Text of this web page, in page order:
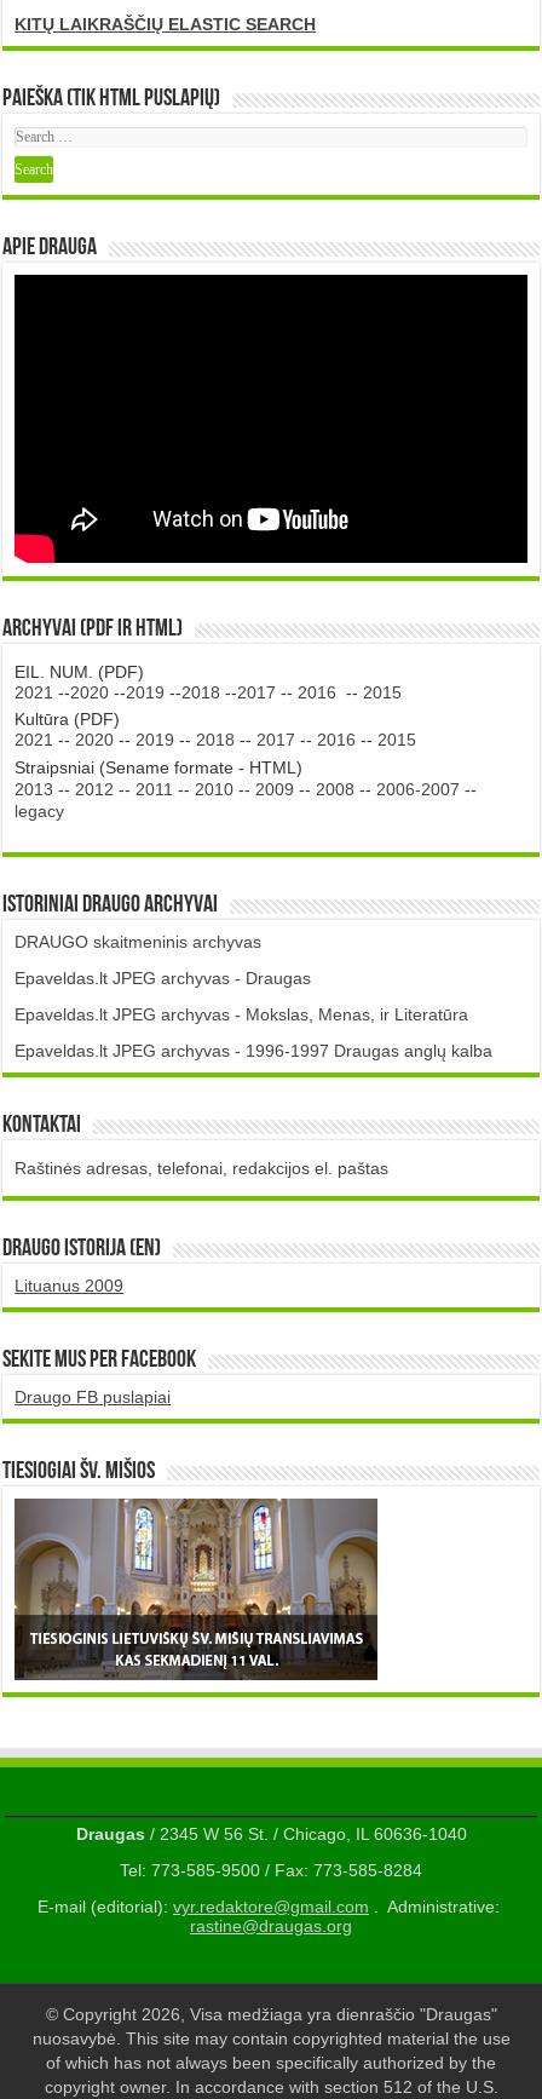
KITŲ LAIKRAŠČIŲ ELASTIC SEARCH
Paieška (tik HTML puslapių)
Apie DRAUGA
Archyvai (PDF ir HTML)
EIL. NUM. (PDF)
2021 --2020 --2019 --2018 --2017 -- 2016 -- 2015
Kultūra (PDF)
2021 -- 2020 -- 2019 -- 2018 -- 2017 -- 2016 -- 2015
Straipsniai (Sename formate - HTML)
2013 -- 2012 -- 2011 -- 2010 -- 2009 -- 2008 -- 2006-2007 --
legacy
Istoriniai DRAUGO Archyvai
DRAUGO skaitmeninis archyvas
Epaveldas.lt JPEG archyvas - Draugas
Epaveldas.lt JPEG archyvas - Mokslas, Menas, ir Literatūra
Epaveldas.lt JPEG archyvas - 1996-1997 Draugas anglų kalba
Kontaktai
Raštinės adresas, telefonai, redakcijos el. paštas
DRAUGO istorija (EN)
Lituanus 2009
Sekite mus per Facebook
Draugo FB puslapiai
TIESIOGIAI šv. MIŠIOS
Draugas/ 2345 W 56 St. / Chicago, IL 60636-1040
Tel: 773-585-9500 / Fax: 773-585-8284
E-mail (editorial): vyr.redaktore@gmail.com . Administrative:
rastine@draugas.org
© Copyright 2026, Visa medžiaga yra dienraščio "Draugas"
nuosavybė. This site may contain copyrighted material the use
of which has not always been specifically authorized by the
copyright owner. In accordance with section 512 of the U.S.